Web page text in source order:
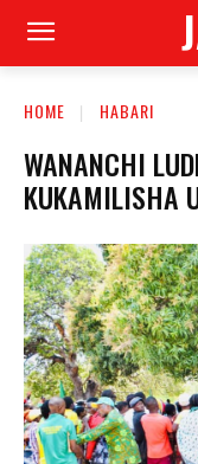
HOME HABARI
WANANCHI
KUKAMILISHA